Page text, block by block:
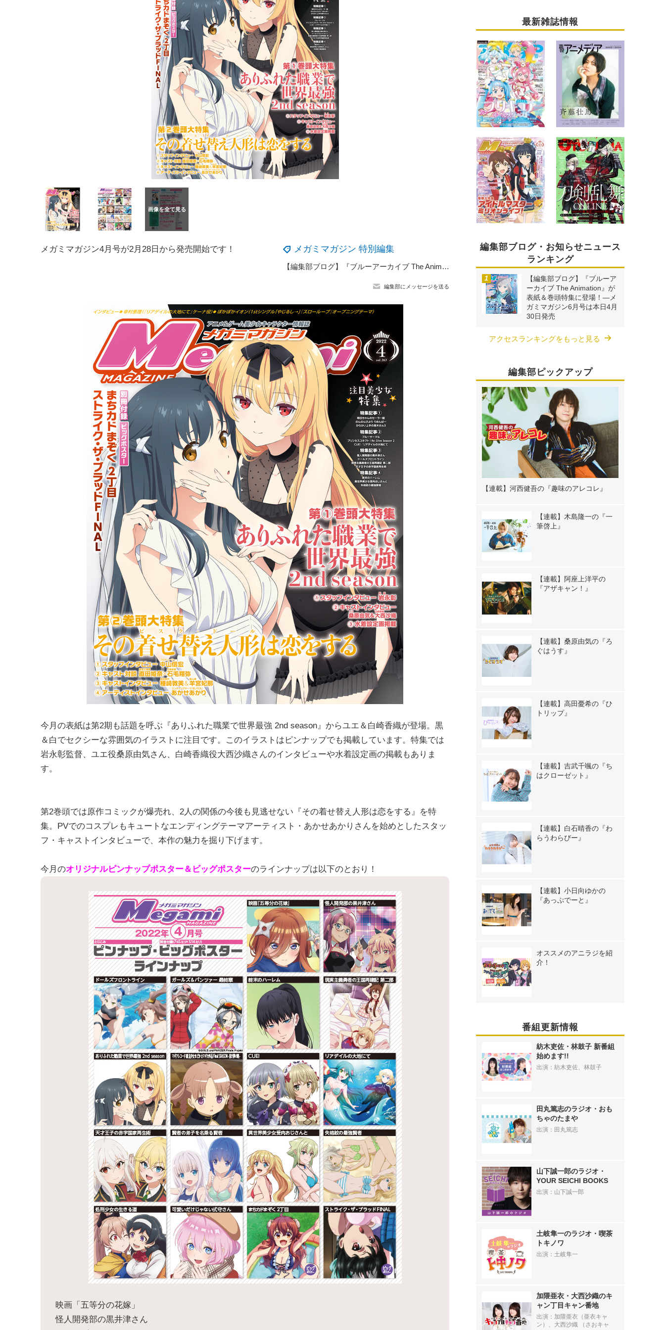
メガミマガジン 特別編集
【編集部ブログ】『ブルーアーカイブ The Animation』が表紙＆巻頭特集に登場！―メガミマガジン6月号は本日4月30日発売
編集部にメッセージを送る
メガミマガジン4月号が2月28日から発売開始です！
今月の表紙は第2期も話題を呼ぶ『ありふれた職業で世界最強 2nd season』からユエ＆白崎香織が登場。黒
＆白でセクシーな雰囲気のイラストに注目です。このイラストはピンナップでも掲載しています。特集では
岩永彰監督、ユエ役桑原由気さん、白崎香織役大西沙織さんのインタビューや水着設定画の掲載もありま
す。
第2巻頭では原作コミックが爆売れ、2人の関係の今後も見逃せない『その着せ替え人形は恋をする』を特
集。PVでのコスプレもキュートなエンディングテーマアーティスト・あかせあかりさんを始めとしたスタッ
フ・キャストインタビューで、本作の魅力を掘り下げます。
今月のオリジナルピンナップポスター＆ビッグポスターのラインナップは以下のとおり！
映画「五等分の花嫁」
怪人開発部の黒井津さん
最新雑誌情報
編集部ブログ・お知らせニュース
ランキング
【編集部ブログ】『ブルーア
ーカイブ The Animation』が
表紙＆巻頭特集に登場！―メ
ガミマガジン6月号は本日4月
30日発売
アクセスランキングをもっと見る
編集部ピックアップ
【連載】河西健吾の『趣味のアレコレ』
【連載】木島隆一の『一
筆啓上』
【連載】阿座上洋平の
『アザキャン！』
【連載】桑原由気の『ろ
ぐはうす』
【連載】高田憂希の『ひ
トリップ』
【連載】吉武千颯の『ち
はクローゼット』
【連載】白石晴香の『わ
らうわらびー』
【連載】小日向ゆかの
『あっぷでーと』
オススメのアニラジを紹
介！
番組更新情報
紡木吏佐・林鼓子 新番組
始めます!!
出演：紡木吏佐、林鼓子
田丸篤志のラジオ・おも
ちゃのたまや
出演：田丸篤志
山下誠一郎のラジオ・
YOUR SEICHI BOOKS
出演：山下誠一郎
土岐隼一のラジオ・喫茶
トキノワ
出演：土岐隼一
加隈亜衣・大西沙織のキ
ャン丁目キャン番地
出演：加隈亜衣（亜衣キャ
ン）、大西沙織 （さおキャ